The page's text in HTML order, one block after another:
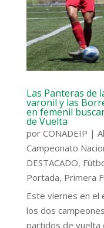
Las Panteras de
varonil y las
en femenil
de Vuelta
por CONADEIP |
Campeonato
DESTACADO,
Portada, Primera
Este viernes en el
los dos
partidos de vuelta